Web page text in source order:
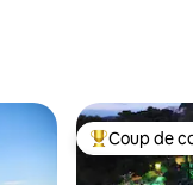
Coups de
Coup de